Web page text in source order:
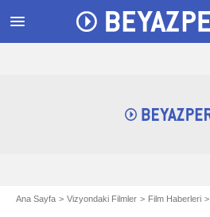
menu
Ana Sayfa Vizyondaki Filmler Film Haberleri